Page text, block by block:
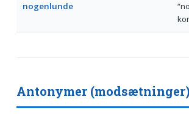
nogenlunde
Antonymer (modsætninger)